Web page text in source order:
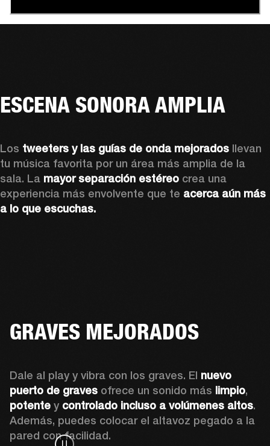
ESCENA SONORA AMPLIA
Los tweeters y las guías de onda mejorados llevan
tu música favorita por un área más amplia de la
sala. La mayor separación estéreo crea una
experiencia más envolvente que te acerca aún más
a lo que escuchas.
GRAVES MEJORADOS
Dale al play y vibra con los graves. El nuevo
puerto de graves ofrece un sonido más limpio
potente y controlado incluso a volúmenes altos.
Además, puedes colocar el altavoz pegado a la
pared con facilidad.